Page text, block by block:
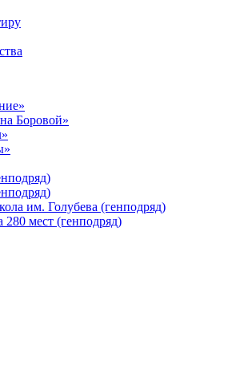
Боровой»
им. Голубева (генподряд)
280 мест (генподряд)